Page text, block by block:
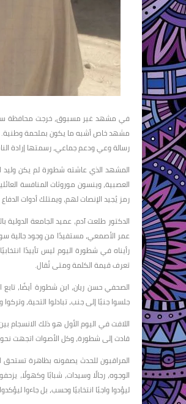
في مشهد غير مسبوق، خرجت محافظة
مشهد خاص أشبه ما يكون بملحمة وطنية.
رسالة وعي ودعم جماعي، رسمتها إرادة
المشهد الذي عاشته شطورة لم يكن وليد
العصبية، وينسون موروثات المنافسة
رمز يُجيد الإنصات لهم، ويمتلك أدوات
الدكتور طلعت آدم، عميد الجامعة
عمر الأصمعي، مستفيدًا من وجود جالية
رأيناه في شطورة اليوم ليس تأييدًا
تعرف قيمة الكلمة ومتى تُقال.
الصحفي حسن ريان، ابن شطورة أيضًا،
جلسوا جنبًا إلى جنب، تبادلوا التحية،
اللافت في اليوم الأول هو ذلك الانسجام
قادت إلى شطورة، وكل الأصوات اتجهت نحو السهم رقم ١٨، وكأن القرية بأكملها اختارت أن تتحول إلى ماكينة
المراقبون للحدث يصفونه بظاهرة
الوجوه، رجالًا وسيدات، شبابًا وكهولًا،
ليؤدوا واجبًا انتخابيًا وحسب، بل جاءوا